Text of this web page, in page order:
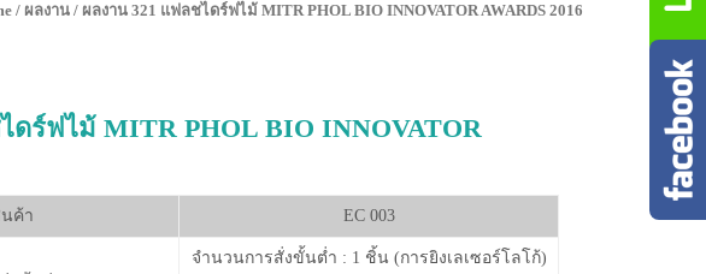
/ ผลงาน / ผลงาน 321 แฟลชไดร์ฟไม้ MITR PHOL BIO INNOVATOR AWARDS 2016
ดร์ฟไม้ MITR PHOL BIO INNOVATOR
ค้า EC 003
จำนวนการสั่งขั้นต่ำ : 1 ชิ้น (การยิงเลเซอร์โลโก้)